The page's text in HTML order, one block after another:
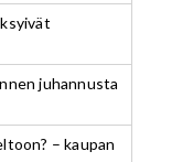
juhannusta
– kaupan